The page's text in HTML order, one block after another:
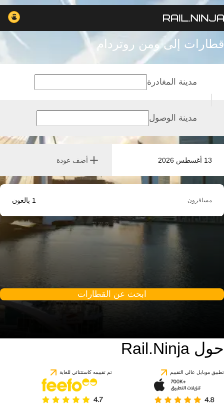
قطارات إلى ومن روتردام
13 أغسطس 2026 أضف عودة
مدينة المغادرة
مدينة الوصول
مسافرون 1 بالغون
ابحث عن القطارات
حول Rail.Ninja
تطبيق موبايل عالي التقييم تم تقييمه كاستثنائي للغاية